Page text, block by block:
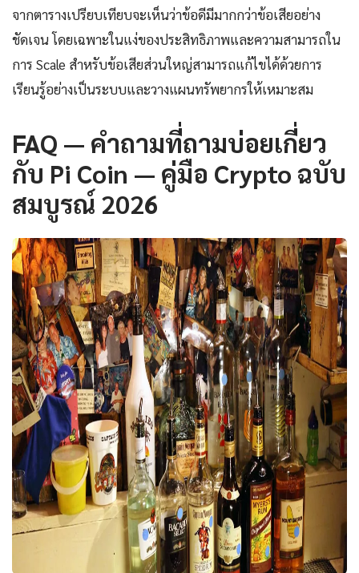
จากตารางเปรียบเทียบจะเห็นว่าข้อดีมีมากกว่าข้อเสียอย่าง
ชัดเจน โดยเฉพาะในแง่ของประสิทธิภาพและความสามารถใน
การ Scale สำหรับข้อเสียส่วนใหญ่สามารถแก้ไขได้ด้วยการ
เรียนรู้อย่างเป็นระบบและวางแผนทรัพยากรให้เหมาะสม
FAQ — คำถามที่ถามบ่อยเกี่ยว
กับ Pi Coin — คู่มือ Crypto ฉบับ
สมบูรณ์ 2026